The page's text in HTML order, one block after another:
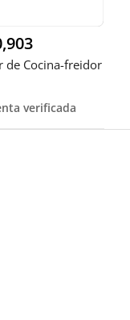
de Cocina-freidor
verificada